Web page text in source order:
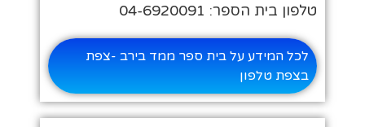
טלפון בית הספר: 04-6920091
לכל המידע על בית ספר ממד בירב -צפת
בצפת טלפון